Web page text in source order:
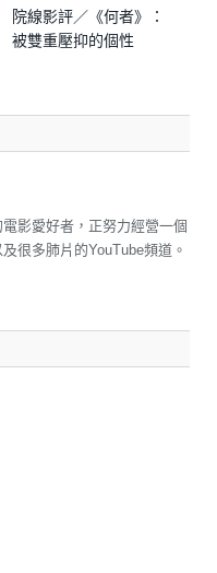
院線影評／《何者》：
被雙重壓抑的個性
影愛好者，正努力經營一個
很多肺片的YouTube頻道。